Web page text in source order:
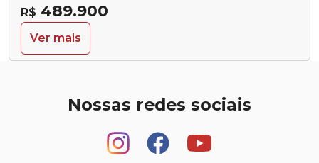
R$ 489.900
Ver mais
Nossas redes sociais